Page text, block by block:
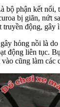
bộ phận kết nối,
bị giãn, nứt
truyền động, gây
hỏng nồi là do
động liên tục.
cũng làm các